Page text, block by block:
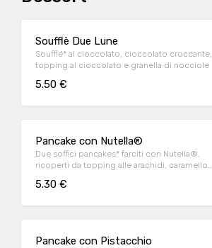
Soufflè Due Lune
Soufflé* al cioccolato, cioccolato croccante,
topping al cioccolato e granella di nocciole
5.50 €
Pancake con Nutella®
Due soffici pancakes* farciti con Nutella®,
ricoperti da topping alle arachidi, caramello
5.30 €
Pancake con Pistacchio